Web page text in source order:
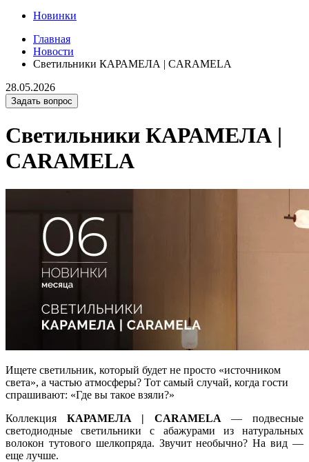
Новинки
Главная
Новости
Светильники КАРАМЕЛА | CARAMELA
28.05.2026
Задать вопрос
Светильники КАРАМЕЛА |
CARAMELA
Ищете светильник, который будет не просто «источником
света», а частью атмосферы? Тот самый случай, когда гости
спрашивают: «Где вы такое взяли?»
Коллекция КАРАМЕЛА | CARAMELA — подвесные
светодиодные светильники с абажурами из натуральных
волокон тутового шелкопряда. Звучит необычно? На вид —
еще лучше.